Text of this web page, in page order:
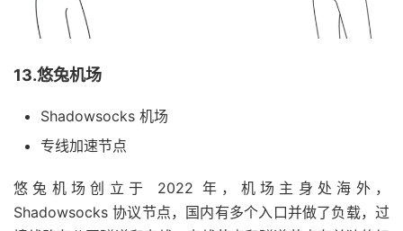
13.悠兔机场
Shadowsocks 机场
专线加速节点
悠兔机场创立于 2022 年，机场主身处海外，
Shadowsocks 协议节点，国内有多个入口并做了负载，过